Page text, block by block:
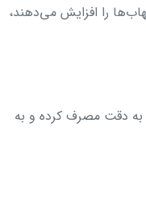
را افزایش می‌دهند،
به دقت مصرف کرده و به